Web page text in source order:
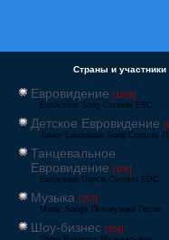
Страны и участники
Евровидение [1858]
Eurovision Song Contest ESC
Детское Евровидение
Junior Eurovision Song Contest
Танцевальное
Евровидение [106]
Eurovision Dance Contest EDC
Музыка [257]
Music Songs Поп-музыка Песни
Шоу-бизнес [564]